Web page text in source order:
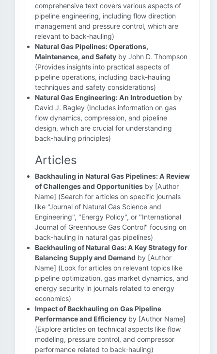
comprehensive text covers various aspects of
pipeline engineering, including flow direction
management and pressure control, which are
relevant to back-hauling)
Natural Gas Pipelines: Operations,
Maintenance, and Safety by John D. Thompson
(Provides insights into practical aspects of
pipeline operations, including back-hauling
techniques and safety considerations)
Natural Gas Engineering: An Introduction by
David J. Bagley (Includes information on gas
flow dynamics, compression, and pipeline
design, which are crucial for understanding
back-hauling principles)
Articles
Backhauling in Natural Gas Pipelines: A Review
of Challenges and Opportunities by [Author
Name] (Search for articles on specific journals
like "Journal of Natural Gas Science and
Engineering", "Energy Policy", or "International
Journal of Greenhouse Gas Control" focusing on
back-hauling in natural gas pipelines)
Backhauling of Natural Gas: A Key Strategy for
Balancing Supply and Demand by [Author
Name] (Look for articles on relevant topics like
pipeline optimization, gas market dynamics, and
energy security in journals related to energy
economics)
Impact of Backhauling on Gas Pipeline
Performance and Efficiency by [Author Name]
(Explore articles on technical aspects like flow
modeling, pressure control, and compressor
performance related to back-hauling)